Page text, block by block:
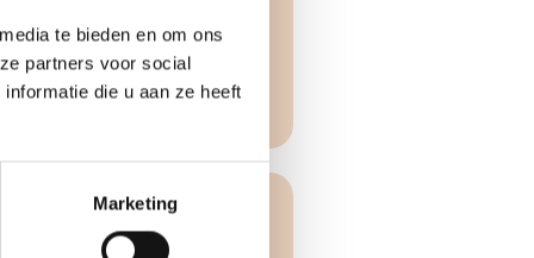
te bieden en om ons
partners voor social
die u aan ze heeft
Marketing
C